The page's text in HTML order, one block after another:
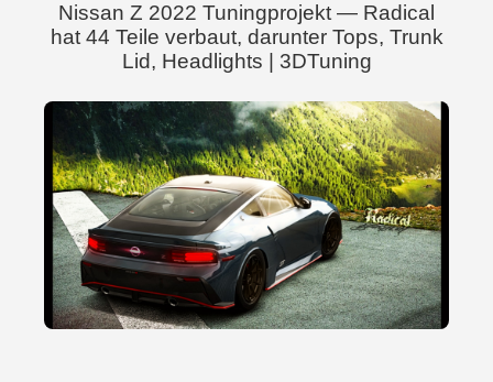
Nissan Z 2022 Tuningprojekt — Radical
hat 44 Teile verbaut, darunter Tops, Trunk
Lid, Headlights | 3DTuning